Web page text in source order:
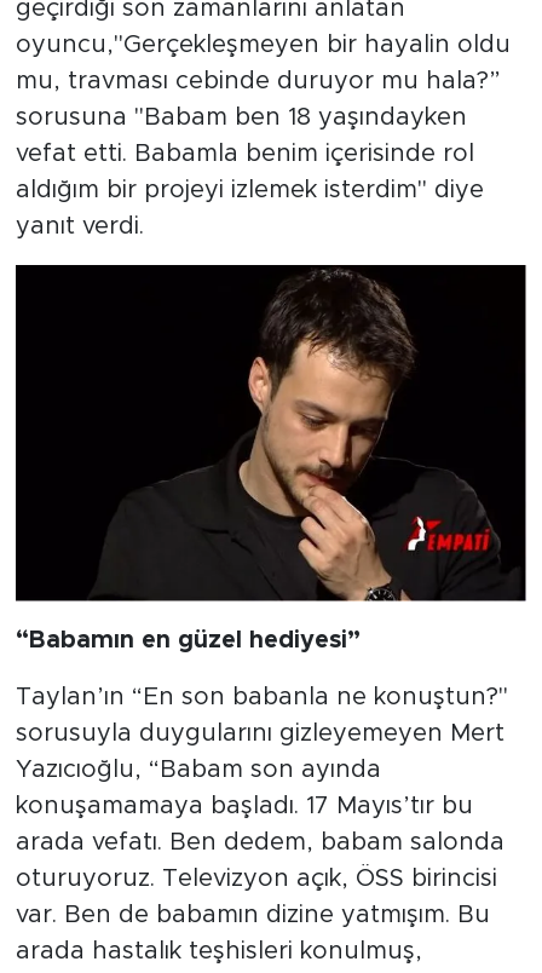
geçirdiği son zamanlarını anlatan
oyuncu,"Gerçekleşmeyen bir hayalin oldu
mu, travması cebinde duruyor mu hala?”
sorusuna "Babam ben 18 yaşındayken
vefat etti. Babamla benim içerisinde rol
aldığım bir projeyi izlemek isterdim" diye
yanıt verdi.
“Babamın en güzel hediyesi”
Taylan’ın “En son babanla ne konuştun?"
sorusuyla duygularını gizleyemeyen Mert
Yazıcıoğlu, “Babam son ayında
konuşamamaya başladı. 17 Mayıs’tır bu
arada vefatı. Ben dedem, babam salonda
oturuyoruz. Televizyon açık, ÖSS birincisi
var. Ben de babamın dizine yatmışım. Bu
arada hastalık teşhisleri konulmuş,